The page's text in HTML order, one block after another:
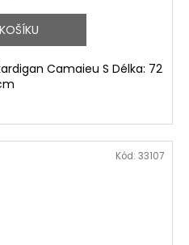
Camaieu S Délka: 72
Kód: 33107